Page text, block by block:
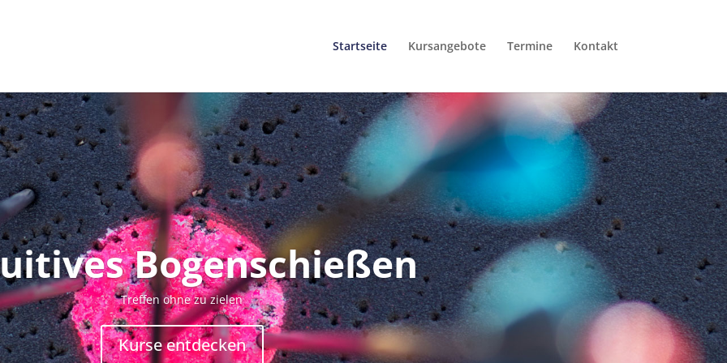
Startseite Kursangebote Termine Kontakt
Bogenschießen
Treffen ohne zu zielen
Kurse entdecken